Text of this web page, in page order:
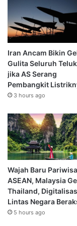
Iran Ancam Bikin
Gulita Seluruh Teluk
jika AS Serang
Pembangkit
3 hours ago
Wajah Baru
ASEAN, Malaysia
Thailand,
Lintas Negara
5 hours ago